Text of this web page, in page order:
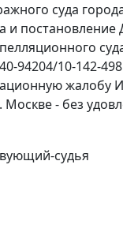
суда
и постановление
94204/10-142-
жалобу
Москве - без
судья